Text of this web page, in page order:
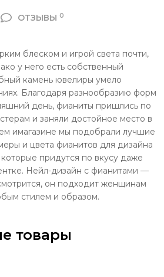
ОТЗЫВЫ 0
блеском и игрой света почти,
у него есть собственный
камень ювелиры умело
Благодаря разнообразию форм
день, фианиты пришлись по
и заняли достойное место в
имагазине мы подобрали лучшие
и цвета фианитов для дизайна
придутся по вкусу даже
Нейл-дизайн с фианитами —
он подходит женщинам
стилем и образом.
товары